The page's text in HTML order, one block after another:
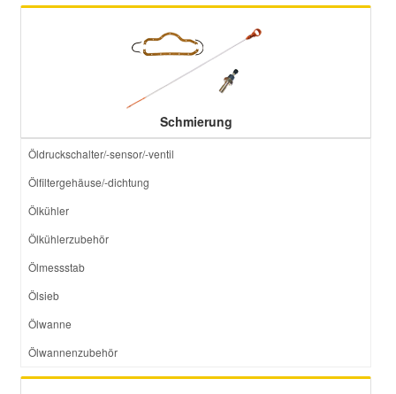
Schmierung
Öldruckschalter/-sensor/-ventil
Ölfiltergehäuse/-dichtung
Ölkühler
Ölkühlerzubehör
Ölmessstab
Ölsieb
Ölwanne
Ölwannenzubehör